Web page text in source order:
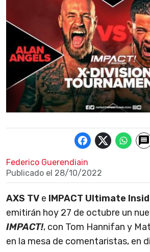
Federico Guerendiain
Publicado el 28/10/2022
AXS TV e IMPACT Ultimate
emitirán hoy 27 de octubre un
IMPACT!, con Tom Hannifan y
en la mesa de comentaristas, en